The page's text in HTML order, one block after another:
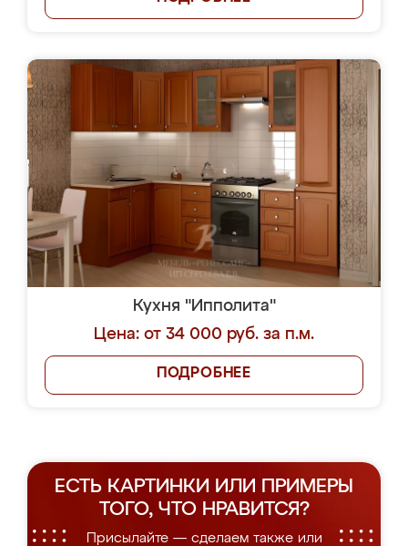
Кухня "Ипполита"
Цена: от 34 000 руб. за п.м.
ПОДРОБНЕЕ
ЕСТЬ КАРТИНКИ ИЛИ ПРИМЕРЫ
ТОГО, ЧТО НРАВИТСЯ?
Присылайте — сделаем также или